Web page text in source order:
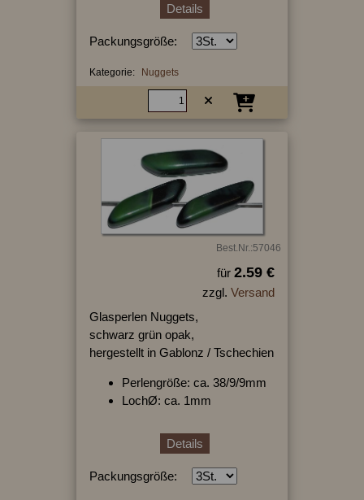
Details
Packungsgröße:
Kategorie: Nuggets
Best.Nr.:57046
für 2.59 €
zzgl. Versand
Glasperlen Nuggets,
schwarz grün opak,
hergestellt in Gablonz / Tschechien
Perlengröße: ca. 38/9/9mm
LochØ: ca. 1mm
Details
Packungsgröße: